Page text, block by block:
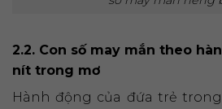
2.2. Con số may mắn theo
nít trong mơ
Hành động của đứa trẻ